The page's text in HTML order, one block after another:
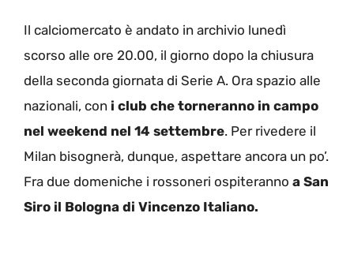
Il calciomercato è andato in archivio lunedì
scorso alle ore 20.00, il giorno dopo la chiusura
della seconda giornata di Serie A. Ora spazio alle
nazionali, con i club che torneranno in campo
nel weekend nel 14 settembre. Per rivedere il
Milan bisognerà, dunque, aspettare ancora un po’.
Fra due domeniche i rossoneri ospiteranno a San
Siro il Bologna di Vincenzo Italiano.